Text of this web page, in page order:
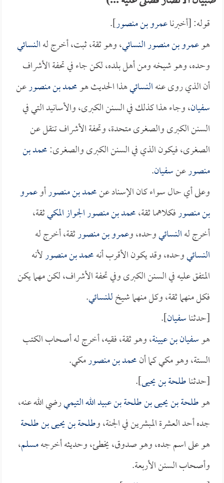
قوله: [أخبرناعمرو بن منصور].
هوعمرو بن منصور النسائي، وهو ثقة، ثبت، أخرج لهالنسائي
وحده، وهو شيخه ومن أهل بلده، لكن جاء في تحفة الأشراف
أن الذي روى عنهالنسائيهذا الحديث هومحمد بن منصورعن
سفيان، وجاء هذا كذلك في السنن الكبرى، والأسانيد التي في
السنن الكبرى والصغرى متحدة، وتحفة الأشراف تنقل عن
الصغرى، فيكون الذي في السنن الكبرى والصغرى:محمد بن
منصورعنسفيان.
وعلى أي حال سواء كان الإسناد عنمحمد بن منصورأوعمرو
بن منصورفكلاهما ثقة،محمد بن منصور الجواز المكيثقة،
أخرج لهالنسائيوحده، وعمرو بن منصورثقة، أخرج له
النسائيوحده، وقد يكون الأقرب أنهمحمد بن منصورلأنه
المتفق عليه في السنن الكبرى وفي تحفة الأشراف، لكن مهما يكن
فكل منهما ثقة، وكل منهما شيخللنسائي.
[حدثناسفيان].
هوسفيان بن عيينة، وهو ثقة، فقيه، أخرج له أصحاب الكتب
الستة، وهو مكي كما أنمحمد بن منصورمكي.
[حدثناطلحة بن يحيى].
هوطلحة بن يحيى بن طلحة بن عبيد الله التيميرضي الله عنه،
جده أحد العشرة المبشرين في الجنة، وطلحة بن يحيى بن طلحة
هو على اسم جده، وهو صدوق، يخطئ، وحديثه أخرجهمسلم،
وأصحاب السنن الأربعة.